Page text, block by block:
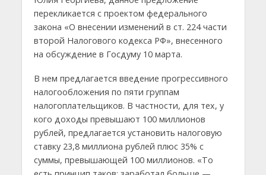
перекликается с проектом федерального
закона «О внесении изменений в ст. 224 части
второй Налогового кодекса РФ», внесенного
на обсуждение в Госдуму 10 марта.
В нем предлагается введение прогрессивного
налогообложения по пяти группам
налогоплательщиков. В частности, для тех, у
кого доходы превышают 100 миллионов
рублей, предлагается установить налоговую
ставку 23,8 миллиона рублей плюс 35% с
суммы, превышающей 100 миллионов. «То